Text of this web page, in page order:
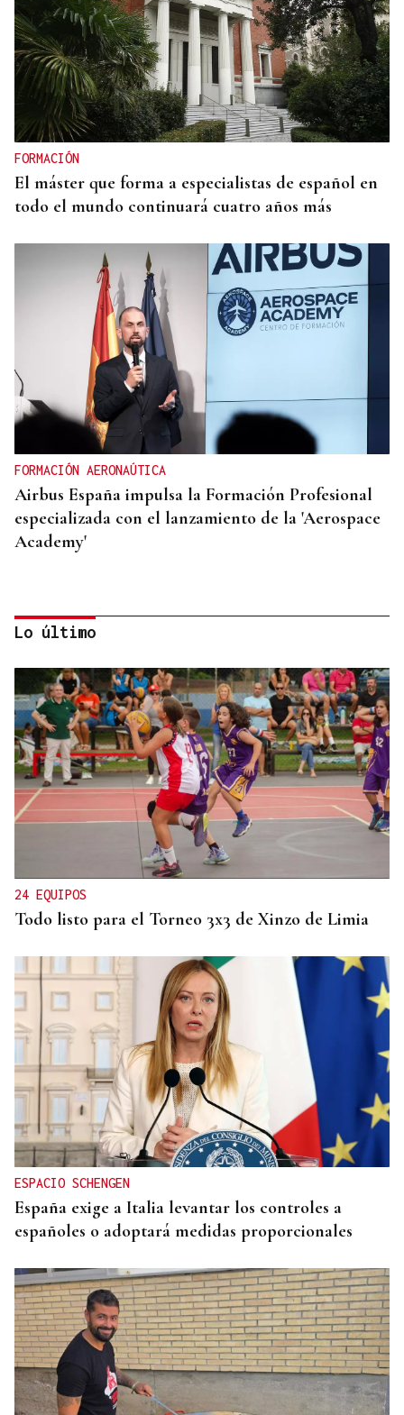
FORMACIÓN
El máster que forma a especialistas de español en
todo el mundo continuará cuatro años más
FORMACIÓN AERONAÚTICA
Airbus España impulsa la Formación Profesional
especializada con el lanzamiento de la 'Aerospace
Academy'
PROGRAMA CAMINO DE SANTIAGO
Jóvenes de Estados Unidos y España recorren el
Camino de Santiago en un programa
internacional educativo e intercultural
Lo último
24 EQUIPOS
Todo listo para el Torneo 3x3 de Xinzo de Limia
ESPACIO SCHENGEN
España exige a Italia levantar los controles a
españoles o adoptará medidas proporcionales